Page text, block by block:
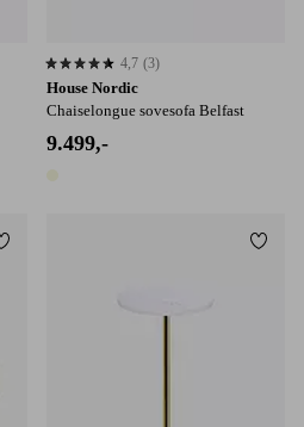
House Nordic
Chaiselongue sovesofa Belfast
9.499,-
4,7 baseret på 3 bedømmelser
4,7 (3)
Tilføj til favoritter